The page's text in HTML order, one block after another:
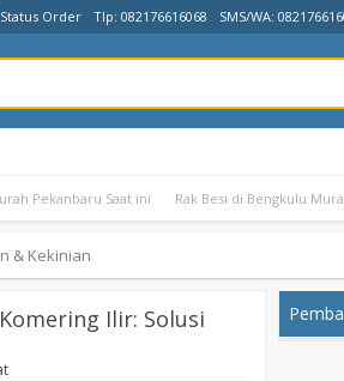
Status Order Tlp: 082176616068 SMS/WA:
Pekanbaru Saat ini Rak Besi di Bengkulu
& Kekinian
Ilir: Solusi